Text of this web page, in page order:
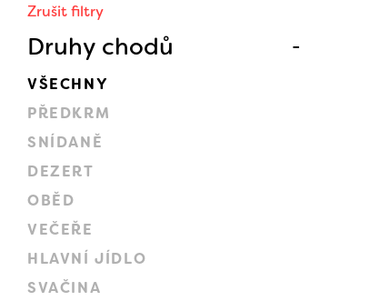
Zrušit filtry
Druhy chodů
VŠECHNY
PŘEDKRM
SNÍDANĚ
DEZERT
OBĚD
VEČEŘE
HLAVNÍ JÍDLO
SVAČINA